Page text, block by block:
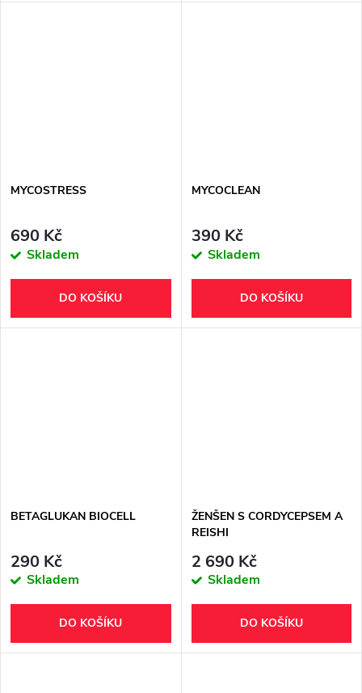
MYCOSTRESS
690 Kč
Skladem
DO KOŠÍKU
MYCOCLEAN
390 Kč
Skladem
DO KOŠÍKU
BETAGLUKAN BIOCELL
290 Kč
Skladem
DO KOŠÍKU
ŽENŠEN S CORDYCEPSEM A
REISHI
2 690 Kč
Skladem
DO KOŠÍKU